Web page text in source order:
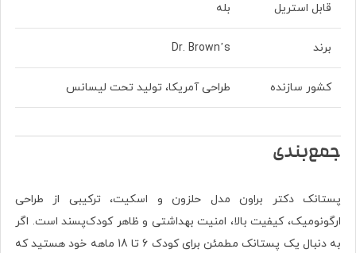
قابل استریل بله
برند Dr. Brown’s
کشور سازنده طراحی آمریکا، تولید تحت لیسانس
جمع‌بندی
پستانک دکتر براون مدل حلزون و اسکیت، ترکیبی از طراحی
ارگونومیک، کیفیت بالا، امنیت بهداشتی و ظاهر کودک‌پسند است. اگر
به دنبال یک پستانک مطمئن برای کودک 6 تا 18 ماهه خود هستید که